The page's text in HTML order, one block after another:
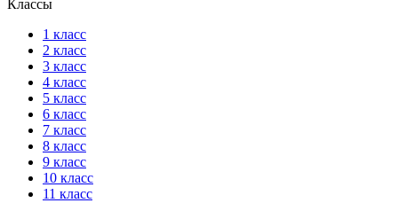
Классы
1 класс
2 класс
3 класс
4 класс
5 класс
6 класс
7 класс
8 класс
9 класс
10 класс
11 класс